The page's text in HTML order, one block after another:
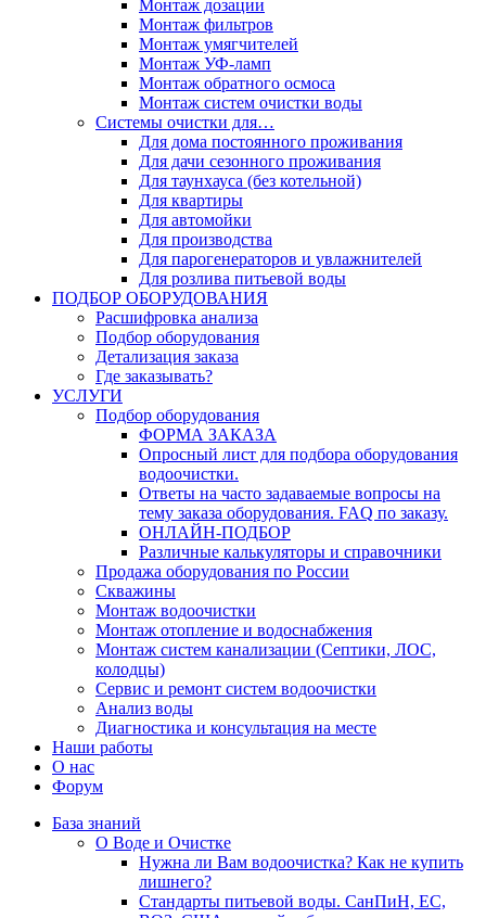
Монтаж дозации
Монтаж фильтров
Монтаж умягчителей
Монтаж УФ-ламп
Монтаж обратного осмоса
Монтаж систем очистки воды
Системы очистки для…
Для дома постоянного проживания
Для дачи сезонного проживания
Для таунхауса (без котельной)
Для квартиры
Для автомойки
Для производства
Для парогенераторов и увлажнителей
Для розлива питьевой воды
ПОДБОР ОБОРУДОВАНИЯ
Расшифровка анализа
Подбор оборудования
Детализация заказа
Где заказывать?
УСЛУГИ
Подбор оборудования
ФОРМА ЗАКАЗА
Опросный лист для подбора оборудования
водоочистки.
Ответы на часто задаваемые вопросы на
тему заказа оборудования. FAQ по заказу.
ОНЛАЙН-ПОДБОР
Различные калькуляторы и справочники
Продажа оборудования по России
Скважины
Монтаж водоочистки
Монтаж отопление и водоснабжения
Монтаж систем канализации (Септики, ЛОС,
колодцы)
Сервис и ремонт систем водоочистки
Анализ воды
Диагностика и консультация на месте
Наши работы
О нас
Форум
База знаний
О Воде и Очистке
Нужна ли Вам водоочистка? Как не купить
лишнего?
Стандарты питьевой воды. СанПиН, ЕС,